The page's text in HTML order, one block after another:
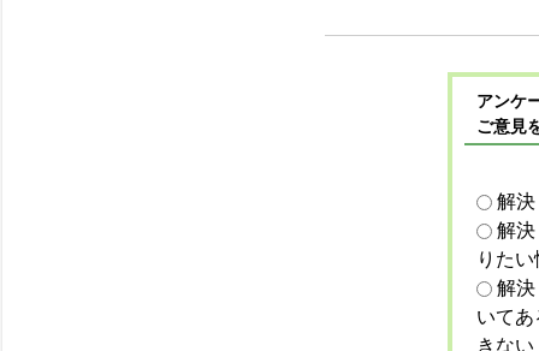
アンケ
ご意見
解
解
りた
解
いて
きない